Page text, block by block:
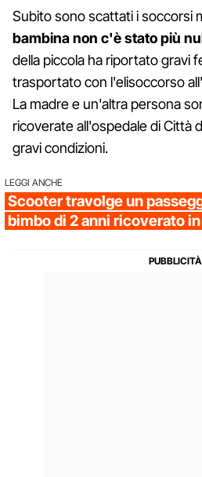
Subito sono scattati i soccorsi
bambina non c'è stato più
della piccola ha riportato gravi
trasportato con l'elisoccorso
La madre e un'altra persona
ricoverate all'ospedale di Città
gravi condizioni.
LEGGI ANCHE
Scooter travolge un
bimbo di 2 anni ricoverato